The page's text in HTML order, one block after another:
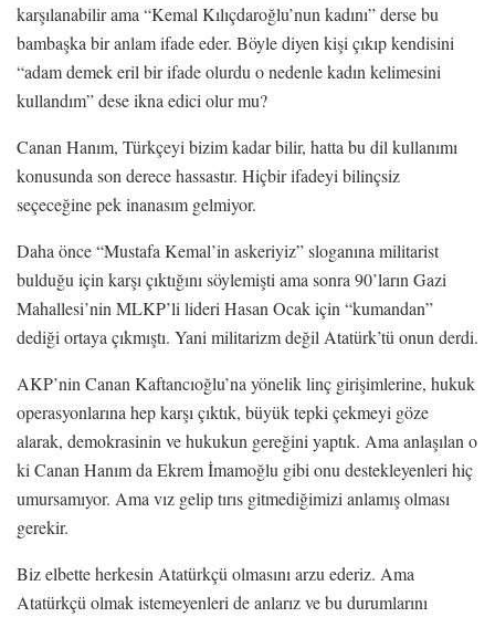
karşılanabilir ama “Kemal Kılıçdaroğlu’nun kadını” derse bu
bambaşka bir anlam ifade eder. Böyle diyen kişi çıkıp kendisini
“adam demek eril bir ifade olurdu o nedenle kadın kelimesini
kullandım” dese ikna edici olur mu?
Canan Hanım, Türkçeyi bizim kadar bilir, hatta bu dil kullanımı
konusunda son derece hassastır. Hiçbir ifadeyi bilinçsiz
seçeceğine pek inanasım gelmiyor.
Daha önce “Mustafa Kemal’in askeriyiz” sloganına militarist
bulduğu için karşı çıktığını söylemişti ama sonra 90’ların Gazi
Mahallesi’nin MLKP’li lideri Hasan Ocak için “kumandan”
dediği ortaya çıkmıştı. Yani militarizm değil Atatürk’tü onun derdi.
AKP’nin Canan Kaftancıoğlu’na yönelik linç girişimlerine, hukuk
operasyonlarına hep karşı çıktık, büyük tepki çekmeyi göze
alarak, demokrasinin ve hukukun gereğini yaptık. Ama anlaşılan o
ki Canan Hanım da Ekrem İmamoğlu gibi onu destekleyenleri hiç
umursamıyor. Ama vız gelip tırıs gitmediğimizi anlamış olması
gerekir.
Biz elbette herkesin Atatürkçü olmasını arzu ederiz. Ama
Atatürkçü olmak istemeyenleri de anlarız ve bu durumlarını